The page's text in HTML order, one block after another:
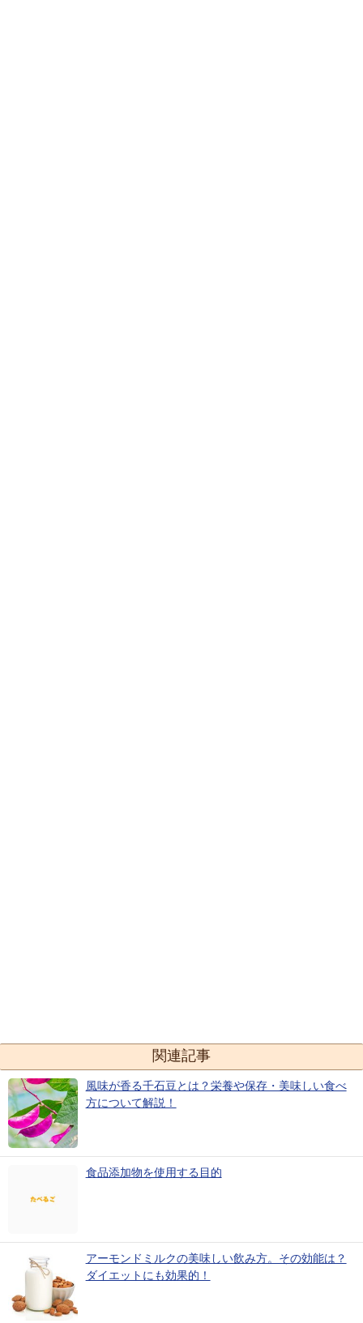
関連記事
風味が香る千石豆とは？栄養や保存・美味しい食べ
方について解説！
食品添加物を使用する目的
アーモンドミルクの美味しい飲み方。その効能は？
ダイエットにも効果的！